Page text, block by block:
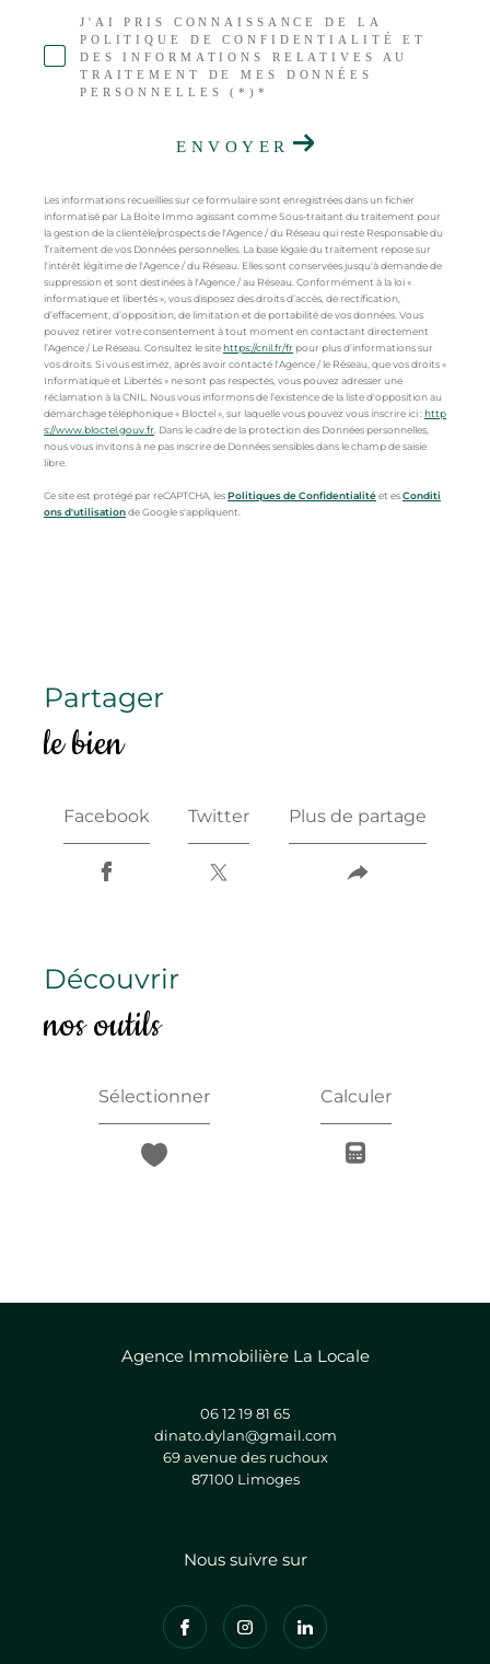
J'AI PRIS CONNAISSANCE DE LA
POLITIQUE DE CONFIDENTIALITÉ ET
DES INFORMATIONS RELATIVES AU
TRAITEMENT DE MES DONNÉES
PERSONNELLES (*)*
ENVOYER
Les informations recueillies sur ce formulaire sont enregistrées dans un fichier
informatisé par La Boite Immo agissant comme Sous-traitant du traitement pour
la gestion de la clientèle/prospects de l'Agence / du Réseau qui reste Responsable du
Traitement de vos Données personnelles. La base légale du traitement repose sur
l'intérêt légitime de l'Agence / du Réseau. Elles sont conservées jusqu'à demande de
suppression et sont destinées à l'Agence / au Réseau. Conformément à la loi «
informatique et libertés », vous disposez des droits d’accès, de rectification,
d’effacement, d’opposition, de limitation et de portabilité de vos données. Vous
pouvez retirer votre consentement à tout moment en contactant directement
l’Agence / Le Réseau. Consultez le site https://cnil.fr/fr pour plus d’informations sur
vos droits. Si vous estimez, après avoir contacté l'Agence / le Réseau, que vos droits «
Informatique et Libertés » ne sont pas respectés, vous pouvez adresser une
réclamation à la CNIL. Nous vous informons de l’existence de la liste d'opposition au
démarchage téléphonique « Bloctel », sur laquelle vous pouvez vous inscrire ici : http
s://www.bloctel.gouv.fr. Dans le cadre de la protection des Données personnelles,
nous vous invitons à ne pas inscrire de Données sensibles dans le champ de saisie
libre.
Ce site est protégé par reCAPTCHA, lesPolitiques de Confidentialitéet esConditi
ons d'utilisationde Google s'appliquent.
partager
le bien
Facebook Twitter Plus de partage
découvrir
nos outils
Sélectionner Calculer
Agence Immobilière La Locale
06 12 19 81 65
dinato.dylan@gmail.com
69 avenue des ruchoux
87100
limoges
Nous suivre sur